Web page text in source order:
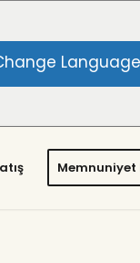
Language
Memnuniyet